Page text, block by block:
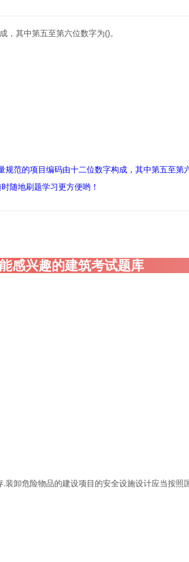
，其中第五至第六位数字为()。
规范的项目编码由十二位数字构成，其中第五至第
时随地刷题学习更方便哟！
装卸危险物品的建设项目的安全设施设计应当按照